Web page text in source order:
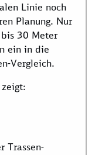
Linie noch
Planung. Nur
30 Meter
ein in die
Vergleich.
Trassen-